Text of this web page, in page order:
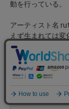
動を行っている。
アーティスト名
えず生まれては変
れている。
アイテムサイズ